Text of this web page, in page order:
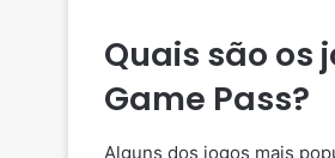
Quais são os
Game Pass?
Alguns dos jogos mais